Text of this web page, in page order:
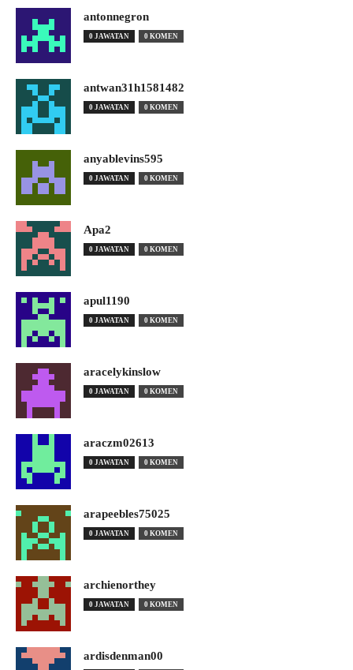
antonnegron
0 JAWATAN 0 KOMEN
antwan31h1581482
0 JAWATAN 0 KOMEN
anyablevins595
0 JAWATAN 0 KOMEN
Apa2
0 JAWATAN 0 KOMEN
apul1190
0 JAWATAN 0 KOMEN
aracelykinslow
0 JAWATAN 0 KOMEN
araczm02613
0 JAWATAN 0 KOMEN
arapeebles75025
0 JAWATAN 0 KOMEN
archienorthey
0 JAWATAN 0 KOMEN
ardisdenman00